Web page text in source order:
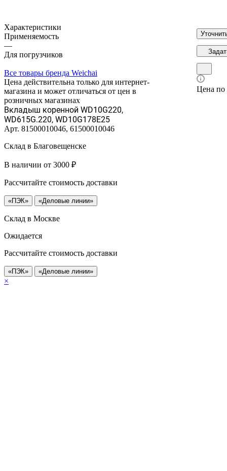
Цена по
Характеристики
Применяемость
—
Для погрузчиков
Все товары бренда Weichai
Цена действительна только для интернет-
магазина и может отличаться от цен в
розничных магазинах
Вкладыш коренной WD10G220,
WD615G.220, WD10G178E25
Арт. 81500010046, 61500010046
Склад в Благовещенске
В наличии от 3000 ₽
Рассчитайте стоимость доставки
«ПЭК» «Деловые линии»
Склад в Москве
Ожидается
Рассчитайте стоимость доставки
«ПЭК» «Деловые линии»
×